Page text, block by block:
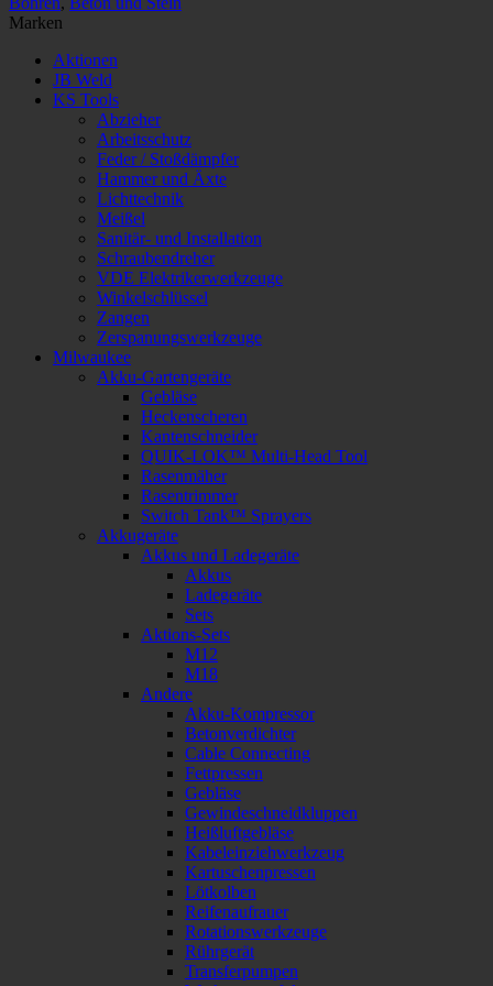
MX4
GALP
Menge
Marken
Aktionen
JB Weld
KS Tools
Abzieher
Arbeitsschutz
Feder / Stoßdämpfer
Hammer und Äxte
Lichttechnik
Meißel
Sanitär- und Installation
Schraubendreher
VDE Elektrikerwerkzeuge
Winkelschlüssel
Zangen
Zerspanungswerkzeuge
Milwaukee
Akku-Gartengeräte
Gebläse
Heckenscheren
Kantenschneider
QUIK-LOK™ Multi-Head Tool
Rasenmäher
Rasentrimmer
Switch Tank™ Sprayers
Akkugeräte
Akkus und Ladegeräte
Akkus
Ladegeräte
Sets
Aktions-Sets
M12
M18
Andere
Akku-Kompressor
Betonverdichter
Cable Connecting
Fettpressen
Gebläse
Gewindeschneidkluppen
Heißluftgebläse
Kabeleinziehwerkzeug
Kartuschenpressen
Lötkolben
Reifenaufrauer
Rotationswerkzeuge
Rührgerät
Transferpumpen